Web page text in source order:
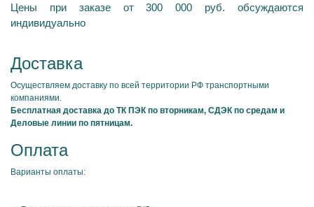
Цены при заказе от 300 000 руб. обсуждаются
индивидуально
Доставка
Осуществляем доставку по всей территории РФ транспортными
компаниями.
Бесплатная доставка до ТК ПЭК по вторникам, СДЭК по средам и
Деловые линии по пятницам.
Оплата
Варианты оплаты: